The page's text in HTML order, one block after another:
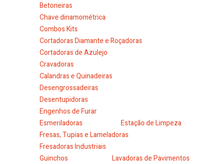
Betoneiras
Chave dinamométrica
Combos Kits
Cortadoras Diamante e Roçadoras
Cortadoras de Azulejo
Cravadoras
Calandras e Quinadeiras
Desengrossadeiras
Desentupidoras
Engenhos de Furar
Esmeriladoras
Estação de Limpeza
Fresas, Tupias e Lameladoras
Fresadoras Industriais
Guinchos
Lavadoras de Pavimentos